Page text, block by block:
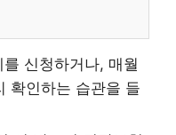
를 신청하거나, 매월
확인하는 습관을 들